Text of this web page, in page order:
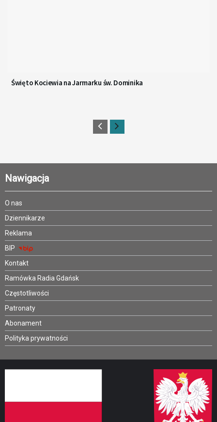
Święto Kociewia na Jarmarku św. Dominika
Nawigacja
O nas
Dziennikarze
Reklama
BIP
Kontakt
Ramówka Radia Gdańsk
Częstotliwości
Patronaty
Abonament
Polityka prywatności